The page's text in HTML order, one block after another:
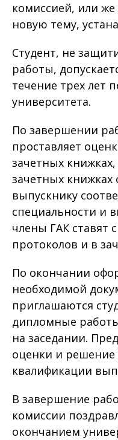
комиссией, или же
новую тему,
Студент, не
работы,
течение трех лет
университета.
По завершении
проставляет
зачетных
зачетных
выпускнику
специальности и
члены ГАК ставят
протоколов и в
По окончании
необходимой
приглашаются
дипломные
на заседании.
оценки и
квалификации
В завершение
комиссии
окончанием